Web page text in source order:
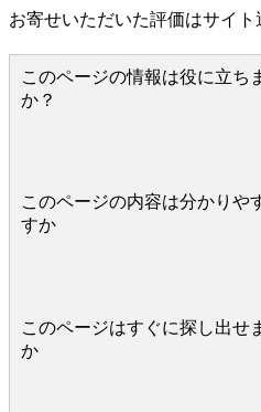
お寄せいただいた評価はサイト
このページの情報は役に立ち
か？
このページの内容は分かりや
すか
このページはすぐに探し出せ
か